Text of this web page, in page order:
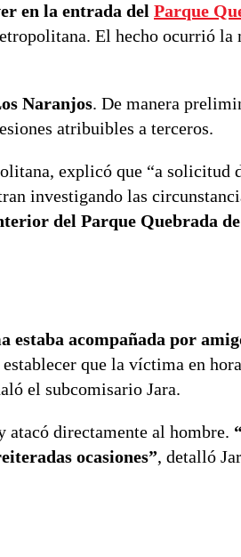
en la entrada del Parque
El hecho ocurrió la
Naranjos. De manera
atribuibles a terceros.
explicó que “a solicitud
investigando las
del Parque Quebrada
estaba acompañada por
que la víctima en
el subcomisario Jara.
atacó directamente al hombre.
ocasiones”, detalló